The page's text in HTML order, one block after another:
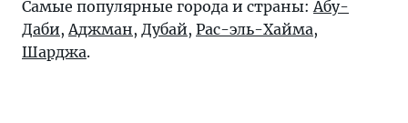
Самые популярные города и страны:Абу-
Даби,Аджман, Дубай, Рас-эль-Хайма,
Шарджа.